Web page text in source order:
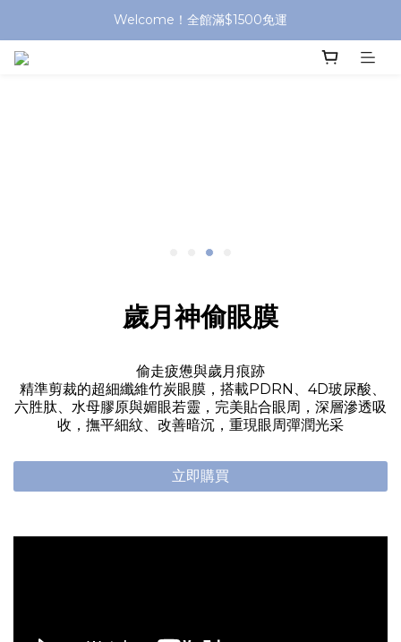
Welcome！全館滿$1500免運
歲月神偷眼膜
偷走疲憊與歲月痕跡
精準剪裁的超細纖維竹炭眼膜，搭載PDRN、4D玻尿酸、
六胜肽、水母膠原與媚眼若靈，完美貼合眼周，深層滲透吸
收，撫平細紋、改善暗沉，重現眼周彈潤光采
立即購買